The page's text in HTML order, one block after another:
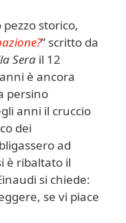
storico,
” scritto da
Sera il 12
è ancora
persino
anni il cruccio
dei
ad
è ribaltato il
si chiede:
se vi piace